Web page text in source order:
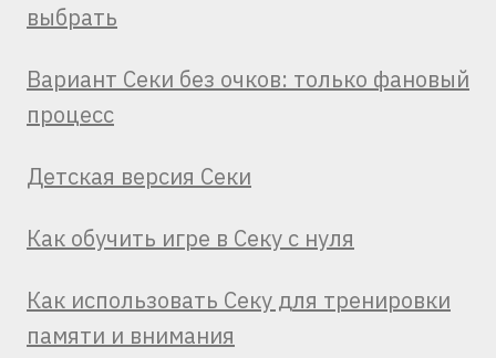
выбрать
Вариант Секи без очков: только фановый
процесс
Детская версия Секи
Как обучить игре в Секу с нуля
Как использовать Секу для тренировки
памяти и внимания